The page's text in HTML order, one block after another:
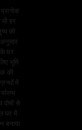
प्रत्येक
भी हर
को
घर
भूमि
की
में
से
घर में
बनाया